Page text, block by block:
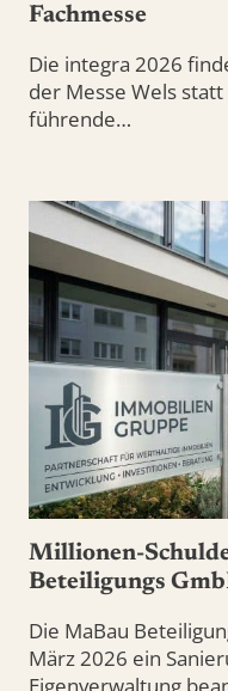
Fachmesse
Die integra 2026
der Messe Wels
führende…
Millionen-
Beteiligungs
Die MaBau
März 2026 ein